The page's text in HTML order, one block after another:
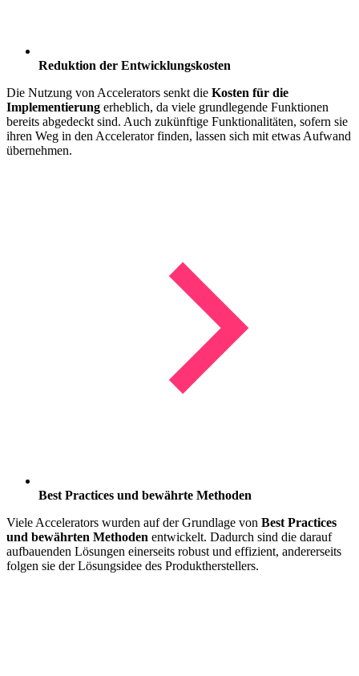
Reduktion der Entwicklungskosten
Die Nutzung von Accelerators senkt die Kosten für die
Implementierung erheblich, da viele grundlegende Funktionen
bereits abgedeckt sind. Auch zukünftige Funktionalitäten, sofern sie
ihren Weg in den Accelerator finden, lassen sich mit etwas Aufwand
übernehmen.
Best Practices und bewährte Methoden
Viele Accelerators wurden auf der Grundlage von Best Practices
und bewährten Methoden entwickelt. Dadurch sind die darauf
aufbauenden Lösungen einerseits robust und effizient, andererseits
folgen sie der Lösungsidee des Produktherstellers.